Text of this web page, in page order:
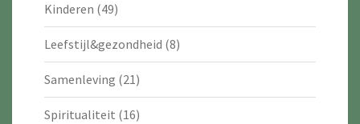
Kinderen (49)
Leefstijl&gezondheid (8)
Samenleving (21)
Spiritualiteit (16)